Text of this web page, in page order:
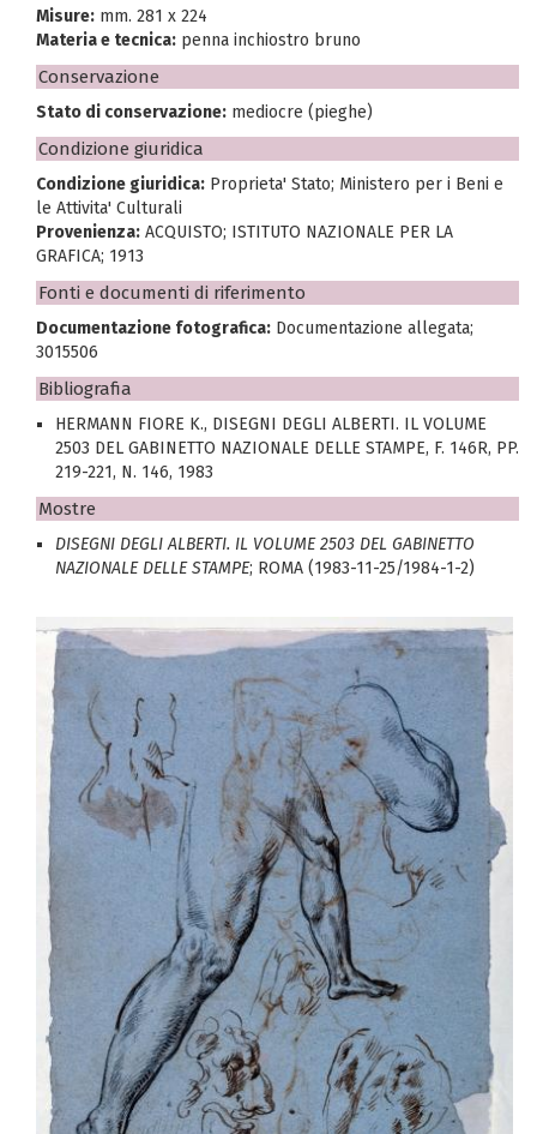
Misure: mm. 281 x 224
Materia e tecnica: penna inchiostro bruno
Conservazione
Stato di conservazione: mediocre (pieghe)
Condizione giuridica
Condizione giuridica: Proprieta' Stato; Ministero per i Beni e
le Attivita' Culturali
Provenienza: ACQUISTO; ISTITUTO NAZIONALE PER LA
GRAFICA; 1913
Fonti e documenti di riferimento
Documentazione fotografica: Documentazione allegata;
3015506
Bibliografia
HERMANN FIORE K., DISEGNI DEGLI ALBERTI. IL VOLUME
2503 DEL GABINETTO NAZIONALE DELLE STAMPE, F. 146R, PP.
219-221, N. 146, 1983
Mostre
DISEGNI DEGLI ALBERTI. IL VOLUME 2503 DEL GABINETTO
NAZIONALE DELLE STAMPE; ROMA (1983-11-25/1984-1-2)